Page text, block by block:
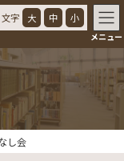
文字 大 中 小
メニュー
し会